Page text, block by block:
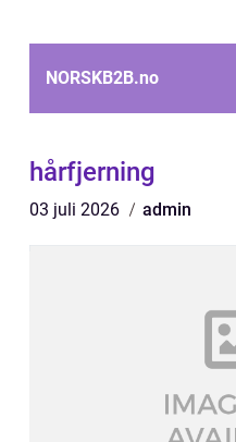
NORSKB2B.no
hårfjerning
03 juli 2026 admin